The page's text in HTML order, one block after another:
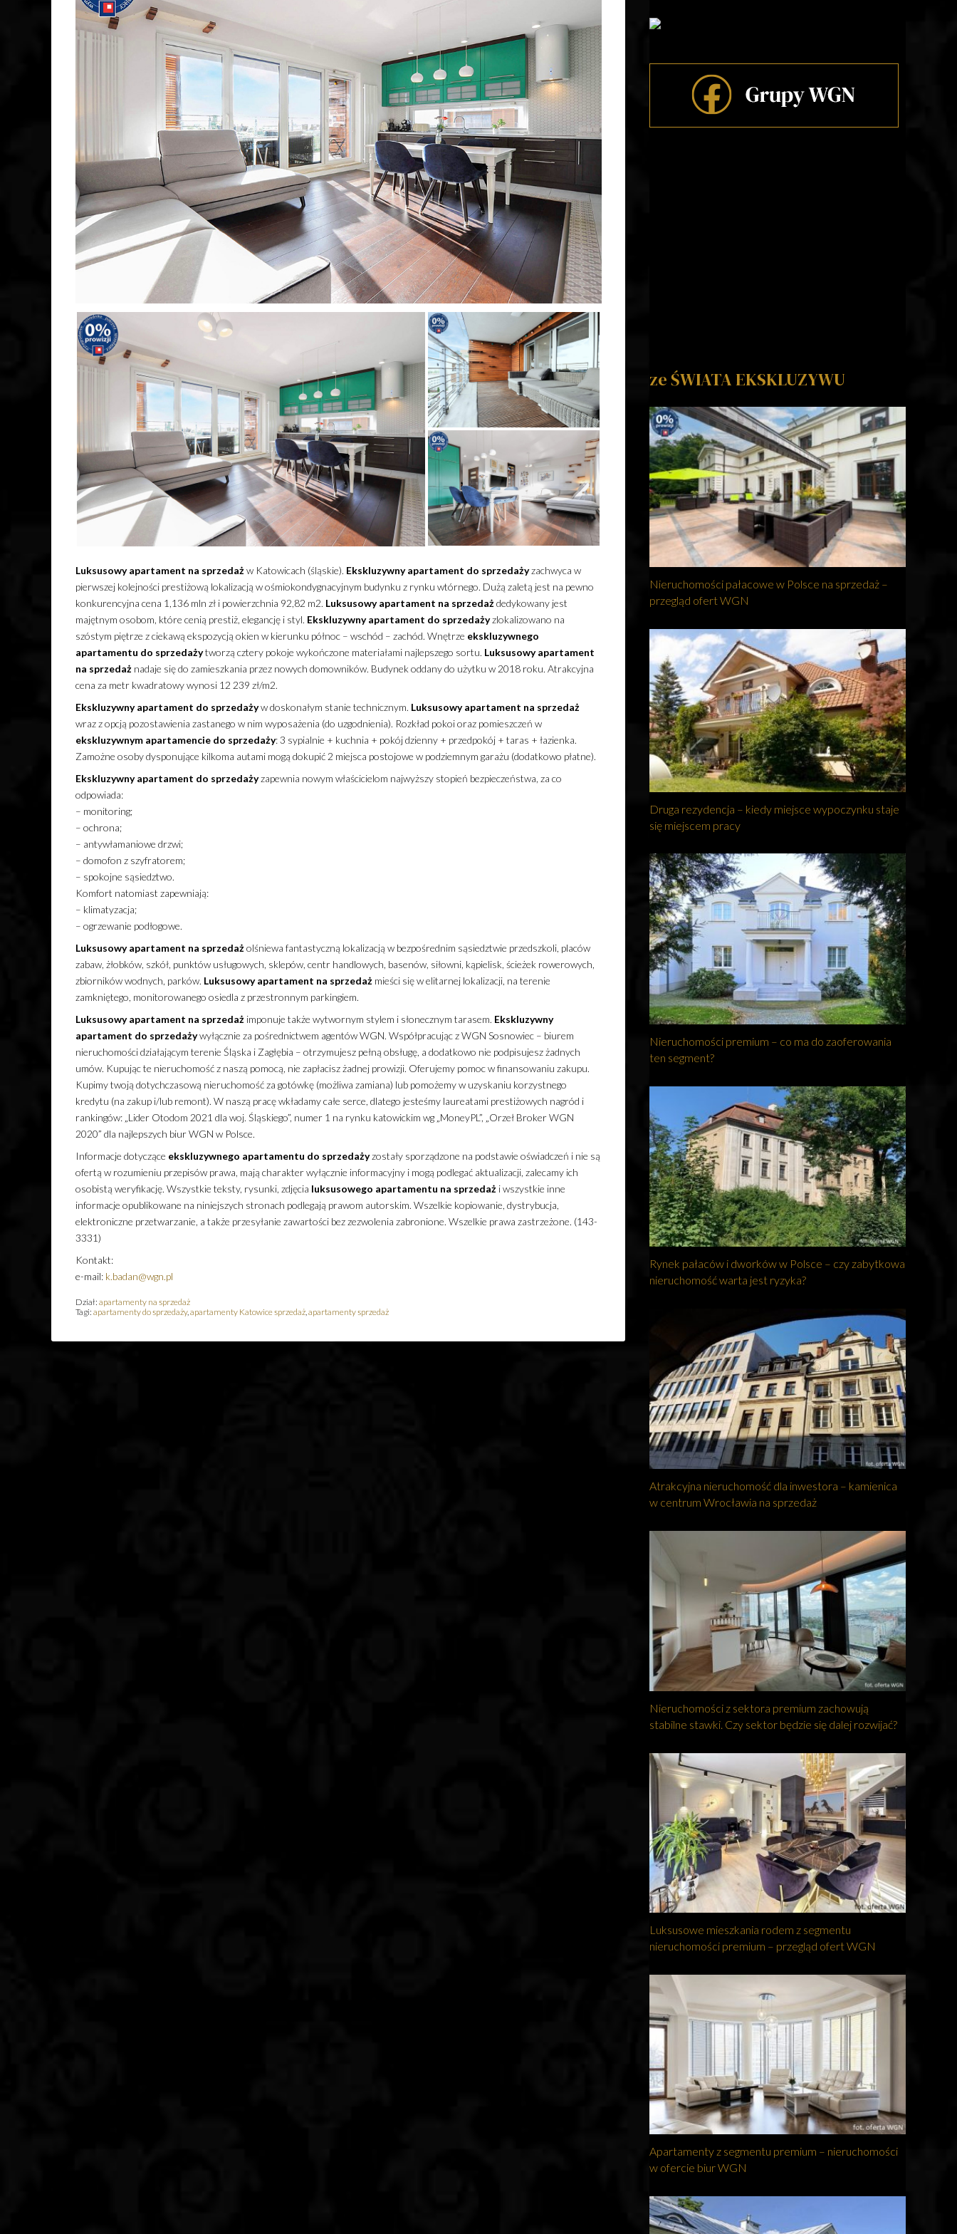
Luksusowy apartament na sprzedażw Katowicach (śląskie). Ekskluzywny apartament do sprzedażyzachwyca w
pierwszej kolejności prestiżową lokalizacją w ośmiokondygnacyjnym budynku z rynku wtórnego. Dużą zaletą jest na pewno
konkurencyjna cena 1,136 mln zł i powierzchnia 92,82 m2. Luksusowy apartament na sprzedażdedykowany jest
majętnym osobom, które cenią prestiż, elegancję i styl. Ekskluzywny apartament do sprzedażyzlokalizowano na
szóstym piętrze z ciekawą ekspozycją okien w kierunku północ – wschód – zachód. Wnętrze ekskluzywnego
apartamentu do sprzedażytworzą cztery pokoje wykończone materiałami najlepszego sortu. Luksusowy apartament
na sprzedażnadaje się do zamieszkania przez nowych domowników. Budynek oddany do użytku w 2018 roku. Atrakcyjna
cena za metr kwadratowy wynosi 12 239 zł/m2.
Ekskluzywny apartament do sprzedażyw doskonałym stanie technicznym. Luksusowy apartament na sprzedaż
wraz z opcją pozostawienia zastanego w nim wyposażenia (do uzgodnienia). Rozkład pokoi oraz pomieszczeń w
ekskluzywnym apartamencie do sprzedaży: 3 sypialnie + kuchnia + pokój dzienny + przedpokój + taras + łazienka.
Zamożne osoby dysponujące kilkoma autami mogą dokupić 2 miejsca postojowe w podziemnym garażu (dodatkowo płatne).
Ekskluzywny apartament do sprzedażyzapewnia nowym właścicielom najwyższy stopień bezpieczeństwa, za co
odpowiada:
– monitoring;
– ochrona;
– antywłamaniowe drzwi;
– domofon z szyfratorem;
– spokojne sąsiedztwo.
Komfort natomiast zapewniają:
– klimatyzacja;
– ogrzewanie podłogowe.
Luksusowy apartament na sprzedażolśniewa fantastyczną lokalizacją w bezpośrednim sąsiedztwie przedszkoli, placów
zabaw, żłobków, szkół, punktów usługowych, sklepów, centr handlowych, basenów, siłowni, kąpielisk, ścieżek rowerowych,
zbiorników wodnych, parków. Luksusowy apartament na sprzedażmieści się w elitarnej lokalizacji, na terenie
zamkniętego, monitorowanego osiedla z przestronnym parkingiem.
Luksusowy apartament na sprzedażimponuje także wytwornym stylem i słonecznym tarasem. Ekskluzywny
apartament do sprzedażywyłącznie za pośrednictwem agentów WGN. Współpracując z WGN Sosnowiec – biurem
nieruchomości działającym terenie Śląska i Zagłębia – otrzymujesz pełną obsługę, a dodatkowo nie podpisujesz żadnych
umów. Kupując te nieruchomość z naszą pomocą, nie zapłacisz żadnej prowizji. Oferujemy pomoc w finansowaniu zakupu.
Kupimy twoją dotychczasową nieruchomość za gotówkę (możliwa zamiana) lub pomożemy w uzyskaniu korzystnego
kredytu (na zakup i/lub remont). W naszą pracę wkładamy całe serce, dlatego jesteśmy laureatami prestiżowych nagród i
rankingów: „Lider Otodom 2021 dla woj. Śląskiego”, numer 1 na rynku katowickim wg „MoneyPL”, „Orzeł Broker WGN
2020” dla najlepszych biur WGN w Polsce.
Informacje dotyczące ekskluzywnego apartamentu do sprzedażyzostały sporządzone na podstawie oświadczeń i nie są
ofertą w rozumieniu przepisów prawa, mają charakter wyłącznie informacyjny i mogą podlegać aktualizacji, zalecamy ich
osobistą weryfikację. Wszystkie teksty, rysunki, zdjęcia luksusowego apartamentu na sprzedażi wszystkie inne
informacje opublikowane na niniejszych stronach podlegają prawom autorskim. Wszelkie kopiowanie, dystrybucja,
elektroniczne przetwarzanie, a także przesyłanie zawartości bez zezwolenia zabronione. Wszelkie prawa zastrzeżone. (143-
3331)
Kontakt:
e-mail: k.badan@wgn.pl
Dział: apartamenty na sprzedaż
Tagi: apartamenty do sprzedaży,apartamenty Katowice sprzedaż,apartamenty sprzedaż
ze ŚWIATA EKSKLUZYWU
Nieruchomości pałacowe w Polsce na sprzedaż –
przegląd ofert WGN
Druga rezydencja – kiedy miejsce wypoczynku staje
się miejscem pracy
Nieruchomości premium – co ma do zaoferowania
ten segment?
Rynek pałaców i dworków w Polsce – czy zabytkowa
nieruchomość warta jest ryzyka?
Atrakcyjna nieruchomość dla inwestora – kamienica
w centrum Wrocławia na sprzedaż
Nieruchomości z sektora premium zachowują
stabilne stawki. Czy sektor będzie się dalej rozwijać?
Luksusowe mieszkania rodem z segmentu
nieruchomości premium – przegląd ofert WGN
Apartamenty z segmentu premium – nieruchomości
w ofercie biur WGN